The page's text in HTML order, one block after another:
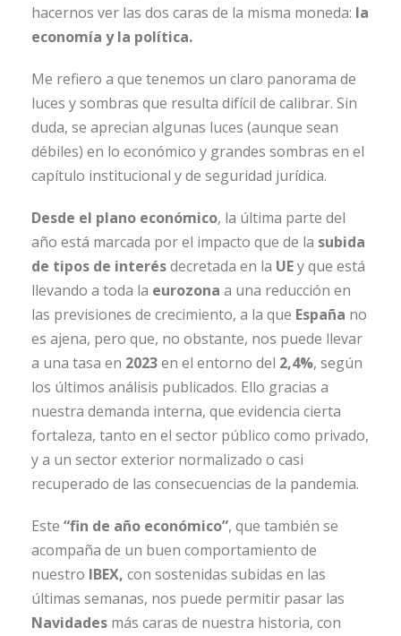
hacernos ver las dos caras de la misma moneda: la
economía y la política.
Me refiero a que tenemos un claro panorama de
luces y sombras que resulta difícil de calibrar. Sin
duda, se aprecian algunas luces (aunque sean
débiles) en lo económico y grandes sombras en el
capítulo institucional y de seguridad jurídica.
Desde el plano económico, la última parte del
año está marcada por el impacto que de la subida
de tipos de interésdecretada en la UEy que está
llevando a toda la eurozona a una reducción en
las previsiones de crecimiento, a la que España no
es ajena, pero que, no obstante, nos puede llevar
a una tasa en 2023en el entorno del 2,4%, según
los últimos análisis publicados. Ello gracias a
nuestra demanda interna, que evidencia cierta
fortaleza, tanto en el sector público como privado,
y a un sector exterior normalizado o casi
recuperado de las consecuencias de la pandemia.
Este “fin de año económico”, que también se
acompaña de un buen comportamiento de
nuestro IBEX, con sostenidas subidas en las
últimas semanas, nos puede permitir pasar las
Navidades más caras de nuestra historia, con